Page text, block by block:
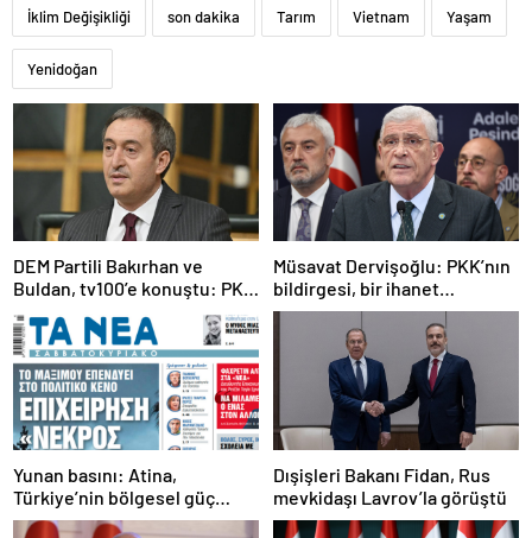
İklim Değişikliği son dakika Tarım Vietnam Yaşam
Yenidoğan
DEM Partili Bakırhan ve
Buldan, tv100’e konuştu: PKK
ne zaman kendini feshedecek
Müsavat Dervişoğlu: PKK’nın
bildirgesi, bir ihanet
açıklamasıdır
Yunan basını: Atina,
Türkiye’nin bölgesel güç
olmasını durduramadı
Dışişleri Bakanı Fidan, Rus
mevkidaşı Lavrov’la görüştü